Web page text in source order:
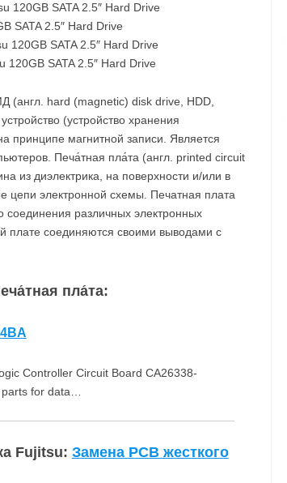
120GB SATA 2.5″ Hard Drive
SATA 2.5″ Hard Drive
120GB SATA 2.5″ Hard Drive
120GB SATA 2.5″ Hard Drive
(англ. hard (magnetic) disk drive, HDD,
(устройство хранения
принципе магнитной записи. Является
Печа́тная пла́та (англ. printed circuit
из диэлектрика, на поверхности и/или в
электронной схемы. Печатная плата
соединения различных электронных
плате соединяются своими выводами с
пла́та:
Controller Circuit Board CA26338-
for data…
Fujitsu: Замена PCB жесткого